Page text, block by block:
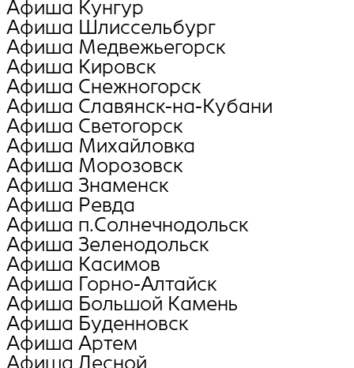
Афиша Кунгур
Афиша Шлиссельбург
Афиша Медвежьегорск
Афиша Кировск
Афиша Снежногорск
Афиша Славянск-на-Кубани
Афиша Светогорск
Афиша Михайловка
Афиша Морозовск
Афиша Знаменск
Афиша Ревда
Афиша п.Солнечнодольск
Афиша Зеленодольск
Афиша Касимов
Афиша Горно-Алтайск
Афиша Большой Камень
Афиша Буденновск
Афиша Артем
Афиша Лесной